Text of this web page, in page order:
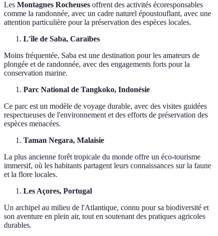
Les Montagnes Rocheuses offrent des activités écoresponsables
comme la randonnée, avec un cadre naturel époustouflant, avec une
attention particulière pour la préservation des espèces locales.
L'île de Saba, Caraïbes
Moins fréquentée, Saba est une destination pour les amateurs de
plongée et de randonnée, avec des engagements forts pour la
conservation marine.
Parc National de Tangkoko, Indonésie
Ce parc est un modèle de voyage durable, avec des visites guidées
respectueuses de l'environnement et des efforts de préservation des
espèces menacées.
Taman Negara, Malaisie
La plus ancienne forêt tropicale du monde offre un éco-tourisme
immersif, où les habitants partagent leurs connaissances sur la faune
et la flore locales.
Les Açores, Portugal
Un archipel au milieu de l'Atlantique, connu pour sa biodiversité et
son aventure en plein air, tout en soutenant des pratiques agricoles
durables.